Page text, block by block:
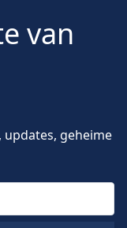
Schottenkaro-Kilt-
Tartan
Look, den
Kiltstil
van
updates, geheime